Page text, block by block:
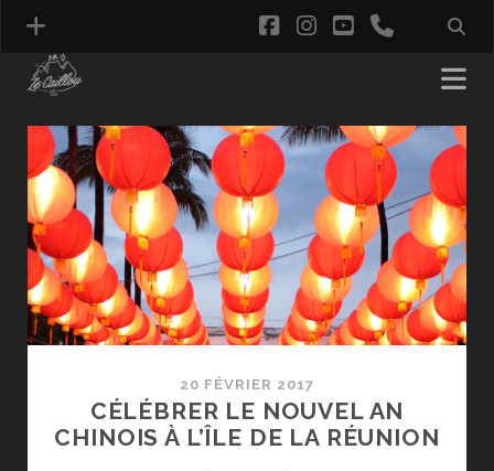
facebook
instagram
youtubephone
Ze
Caillou
Posts
20 FÉVRIER 2017
CÉLÉBRER LE NOUVEL AN
CHINOIS À L’ÎLE DE LA RÉUNION